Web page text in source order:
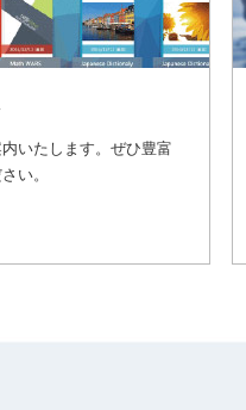
いたします。ぜひ豊富
い。